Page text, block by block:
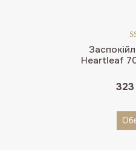
Heartleaf
323